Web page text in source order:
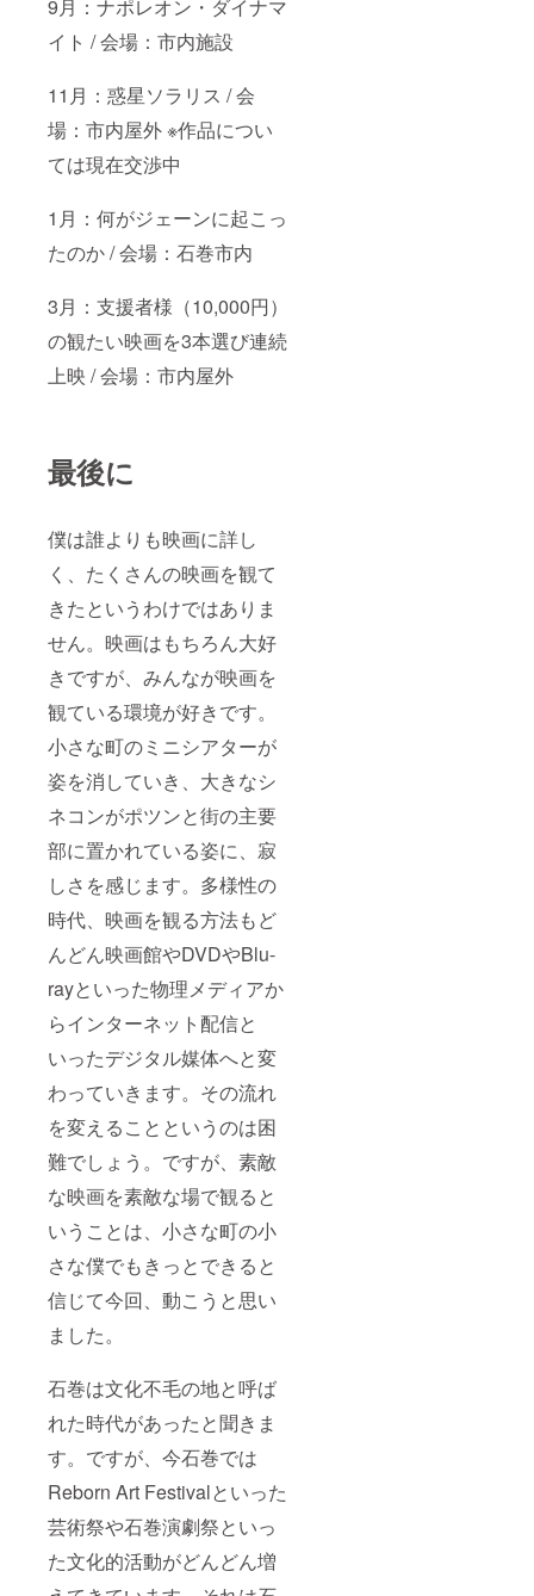
9月：ナポレオン・ダイナマ
イト / 会場：市内施設
11月：惑星ソラリス / 会
場：市内屋外 ※作品につい
ては現在交渉中
1月：何がジェーンに起こっ
たのか / 会場：石巻市内
3月：支援者様（10,000円）
の観たい映画を3本選び連続
上映 / 会場：市内屋外
最後に
僕は誰よりも映画に詳し
く、たくさんの映画を観て
きたというわけではありま
せん。映画はもちろん大好
きですが、みんなが映画を
観ている環境が好きです。
小さな町のミニシアターが
姿を消していき、大きなシ
ネコンがポツンと街の主要
部に置かれている姿に、寂
しさを感じます。多様性の
時代、映画を観る方法もど
んどん映画館やDVDやBlu-
rayといった物理メディアか
らインターネット配信と
いったデジタル媒体へと変
わっていきます。その流れ
を変えることというのは困
難でしょう。ですが、素敵
な映画を素敵な場で観ると
いうことは、小さな町の小
さな僕でもきっとできると
信じて今回、動こうと思い
ました。
石巻は文化不毛の地と呼ば
れた時代があったと聞きま
す。ですが、今石巻では
Reborn Art Festivalといった
芸術祭や石巻演劇祭といっ
た文化的活動がどんどん増